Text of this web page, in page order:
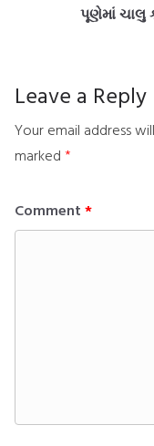
પૂણેમાં ચાલુ
Leave a Reply
Your email address
marked *
Comment *